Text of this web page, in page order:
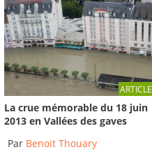
ARTICLE
La crue mémorable du 18 juin
2013 en Vallées des gaves
Par Benoit Thouary